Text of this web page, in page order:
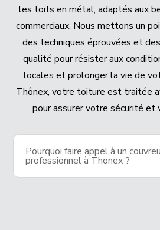
les toits en métal, adaptés aux
commerciaux. Nous mettons un
des techniques éprouvées et
qualité pour résister aux
locales et prolonger la vie de
Thônex, votre toiture est traitée
pour assurer votre sécurité et
Pourquoi faire appel à un
professionnel à Thonex ?